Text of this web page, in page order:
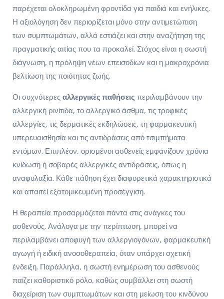
παρέχεται ολοκληρωμένη φροντίδα για παιδιά και ενήλικες.
Η αξιολόγηση δεν περιορίζεται μόνο στην αντιμετώπιση
των συμπτωμάτων, αλλά εστιάζει και στην αναζήτηση της
πραγματικής αιτίας που τα προκαλεί. Στόχος είναι η σωστή
διάγνωση, η πρόληψη νέων επεισοδίων και η μακροχρόνια
βελτίωση της ποιότητας ζωής.
Οι συχνότερες αλλεργικές παθήσεις περιλαμβάνουν την
αλλεργική ρινίτιδα, το αλλεργικό άσθμα, τις τροφικές
αλλεργίες, τις δερματικές εκδηλώσεις, τη φαρμακευτική
υπερευαισθησία και τις αντιδράσεις από τσιμπήματα
εντόμων. Επιπλέον, ορισμένοι ασθενείς εμφανίζουν χρόνια
κνίδωση ή σοβαρές αλλεργικές αντιδράσεις, όπως η
αναφυλαξία. Κάθε πάθηση έχει διαφορετικά χαρακτηριστικά
και απαιτεί εξατομικευμένη προσέγγιση.
Η θεραπεία προσαρμόζεται πάντα στις ανάγκες του
ασθενούς. Ανάλογα με την περίπτωση, μπορεί να
περιλαμβάνει αποφυγή των αλλεργιογόνων, φαρμακευτική
αγωγή ή ειδική ανοσοθεραπεία, όταν υπάρχει σχετική
ένδειξη. Παράλληλα, η σωστή ενημέρωση του ασθενούς
παίζει καθοριστικό ρόλο, καθώς συμβάλλει στη σωστή
διαχείριση των συμπτωμάτων και στη μείωση του κινδύνου